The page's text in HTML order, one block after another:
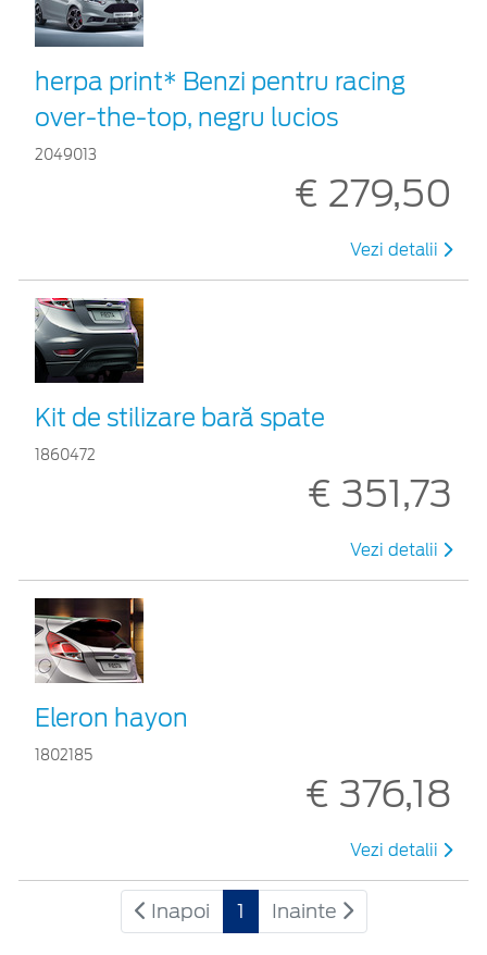
herpa print* Benzi pentru racing
over-the-top, negru lucios
2049013
€ 279,50
Vezi detalii
Kit de stilizare bară spate
1860472
€ 351,73
Vezi detalii
Eleron hayon
1802185
€ 376,18
Vezi detalii
Inapoi 1 Inainte